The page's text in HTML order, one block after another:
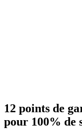
12 points de
pour 100% de